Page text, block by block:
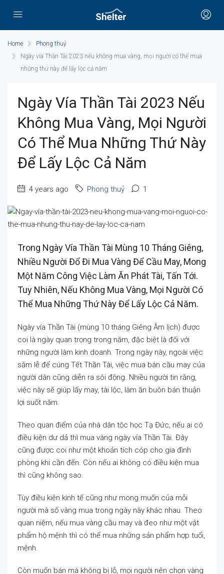
Home
Phong thuỷ
Ngày vía Thần Tài 2023 nếu không mua vàng, mọi người có thể mua
những thứ này để lấy lộc cả năm
Ngày Vía Thần Tài 2023 Nếu
Không Mua Vàng, Mọi Người
Có Thể Mua Những Thứ Này
Để Lấy Lộc Cả Năm
4 years ago Phong thuỷ 1
Trong Ngày Vía Thần Tài Mùng 10 Tháng Giêng,
Nhiều Người Đổ Đi Mua Vàng Để Cầu May, Mong
Một Năm Công Việc Làm Ăn Phát Tài, Tấn Tới.
Tuy Nhiên, Nếu Không Mua Vàng, Mọi Người Có
Thể Mua Những Thứ Này Để Lấy Lộc Cả Năm.
Ngày vía Thần Tài (mùng 10 tháng Giêng Âm lịch) được
coi là ngày quan trọng trong năm, đặc biệt là đối với
những người làm kinh doanh. Trong ngày này, ngoài việc
sắm lễ để cúng Tết Thần Tài, việc mua bán cầu may của
người dân cũng diễn ra sôi động. Nhiều người tin rằng,
việc này sẽ giúp lấy may, tài lộc, làm ăn buôn bán thuận
lợi suốt năm.
Theo quan điểm của nhà dân tộc học Tạ Đức, nếu ai có
điều kiện dư dả thì mua vàng ngày vía Thần Tài. Đây
cũng được coi như một khoản tích cóp cho gia đình
phòng khi cần đến. Còn nếu ai không có điều kiện mua
thì cũng không sao.
Tùy điều kiện kinh tế cũng như mong muốn của mỗi
người mà số vàng mua trong ngày này khác nhau. Theo
quan niệm, nếu mua vàng cầu may và đeo như một vật
phẩm hộ mệnh thì có thể mua những sản phẩm hợp tuổi,
mệnh.
Còn muốn bán mà không bị lỗ, mọi người nên chọn vàng